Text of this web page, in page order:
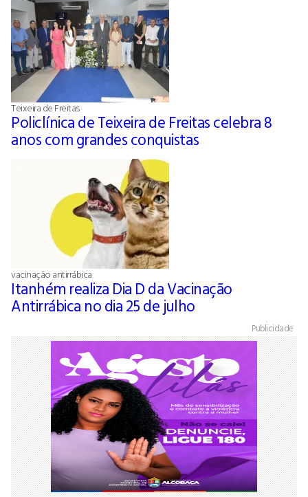
Teixeira de Freitas
Policlínica de Teixeira de Freitas celebra 8
anos com grandes conquistas
vacinação antirrábica
Itanhém realiza Dia D da Vacinação
Antirrábica no dia 25 de julho
Publicidade